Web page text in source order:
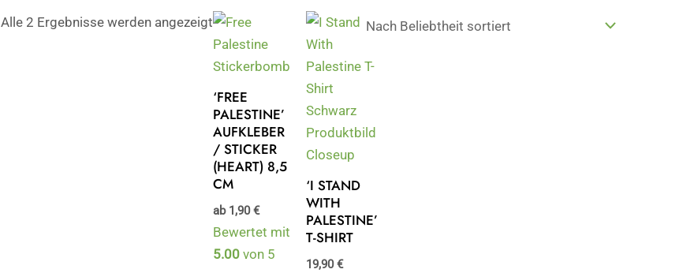
Alle 2 Ergebnisse werden angezeigt
‘FREE
PALESTINE’
AUFKLEBER
/ STICKER
(HEART) 8,5
CM
ab 1,90€
Bewertet mit
5.00 von 5
‘I STAND
WITH
PALESTINE’
T-SHIRT
19,90€